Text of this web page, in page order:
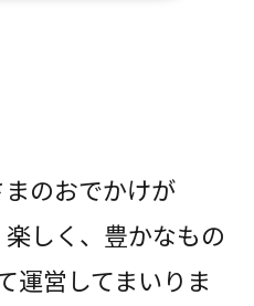
のおでかけが
しく、豊かなもの
運営してまいりま